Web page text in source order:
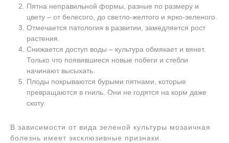
Пятна неправильной формы, разные по размеру и
цвету – от белесого, до светло-желтого и ярко-зеленого.
Отмечается патология в развитии, замедляется рост
растения.
Снижается доступ воды – культура обмякает и вянет.
Только что появившиеся новые побеги и стебли
начинают высыхать.
Плоды покрываются бурыми пятнами, которые
превращаются в гниль. Они не годятся на корм даже
скоту.
В зависимости от вида зеленой культуры мозаичная
болезнь имеет эксклюзивные признаки.